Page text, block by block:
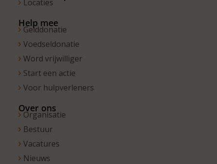
van 10.00 –
Locaties
Help mee
Gelddonatie
Voedseldonatie
Word vrijwilliger
Start een actie
Voor hulpverleners
Over ons
Organisatie
Bestuur
Vacatures
Nieuws